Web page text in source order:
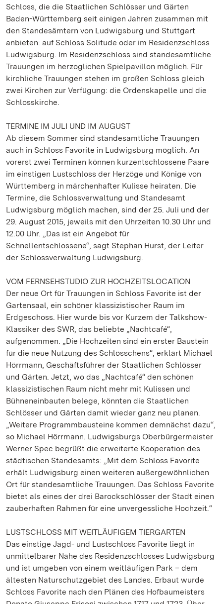
Schloss, die die Staatlichen Schlösser und Gärten
Baden-Württemberg seit einigen Jahren zusammen mit
den Standesämtern von Ludwigsburg und Stuttgart
anbieten: auf Schloss Solitude oder im Residenzschloss
Ludwigsburg. Im Residenzschloss sind standesamtliche
Trauungen im herzoglichen Spielpavillon möglich. Für
kirchliche Trauungen stehen im großen Schloss gleich
zwei Kirchen zur Verfügung: die Ordenskapelle und die
Schlosskirche.
TERMINE IM JULI UND IM AUGUST
Ab diesem Sommer sind standesamtliche Trauungen
auch in Schloss Favorite in Ludwigsburg möglich. An
vorerst zwei Terminen können kurzentschlossene Paare
im einstigen Lustschloss der Herzöge und Könige von
Württemberg in märchenhafter Kulisse heiraten. Die
Termine, die Schlossverwaltung und Standesamt
Ludwigsburg möglich machen, sind der 25. Juli und der
29. August 2015, jeweils mit den Uhrzeiten 10.30 Uhr und
12.00 Uhr. „Das ist ein Angebot für
Schnellentschlossene“, sagt Stephan Hurst, der Leiter
der Schlossverwaltung Ludwigsburg.
VOM FERNSEHSTUDIO ZUR HOCHZEITSLOCATION
Der neue Ort für Trauungen in Schloss Favorite ist der
Gartensaal, ein schöner klassizistischer Raum im
Erdgeschoss. Hier wurde bis vor Kurzem der Talkshow-
Klassiker des SWR, das beliebte „Nachtcafé“,
aufgenommen. „Die Hochzeiten sind ein erster Baustein
für die neue Nutzung des Schlösschens“, erklärt Michael
Hörrmann, Geschäftsführer der Staatlichen Schlösser
und Gärten. Jetzt, wo das „Nachtcafé“ den schönen
klassizistischen Raum nicht mehr mit Kulissen und
Bühneneinbauten belege, könnten die Staatlichen
Schlösser und Gärten damit wieder ganz neu planen.
„Weitere Programmbausteine kommen demnächst dazu“,
so Michael Hörrmann. Ludwigsburgs Oberbürgermeister
Werner Spec begrüßt die erweiterte Kooperation des
städtischen Standesamts: „Mit dem Schloss Favorite
erhält Ludwigsburg einen weiteren außergewöhnlichen
Ort für standesamtliche Trauungen. Das Schloss Favorite
bietet als eines der drei Barockschlösser der Stadt einen
zauberhaften Rahmen für eine unvergessliche Hochzeit.“
LUSTSCHLOSS MIT WEITLÄUFIGEM TIERGARTEN
Das einstige Jagd- und Lustschloss Favorite liegt in
unmittelbarer Nähe des Residenzschlosses Ludwigsburg
und ist umgeben von einem weitläufigen Park – dem
ältesten Naturschutzgebiet des Landes. Erbaut wurde
Schloss Favorite nach den Plänen des Hofbaumeisters